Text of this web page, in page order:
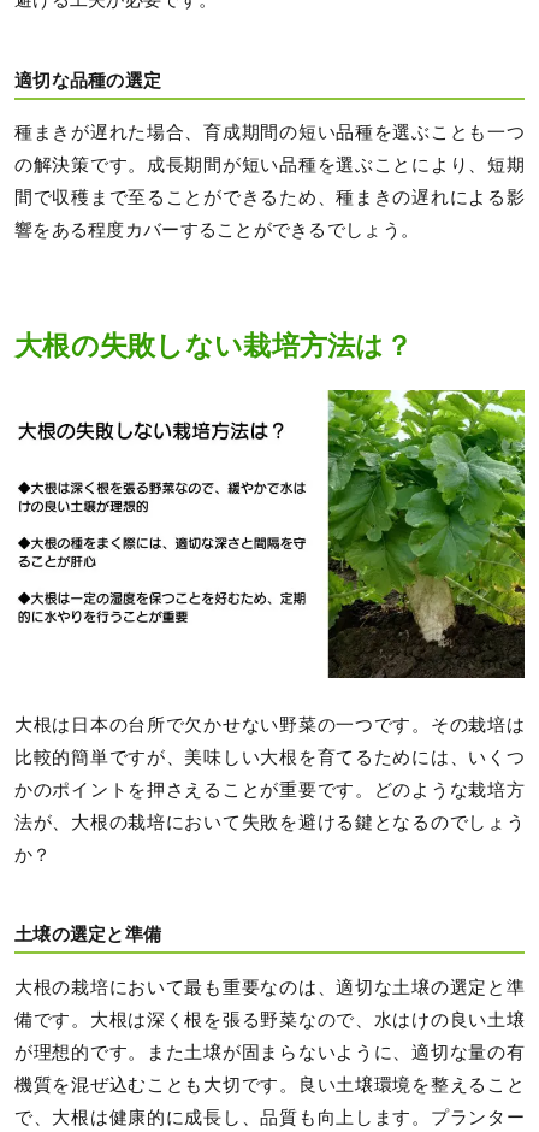
適切な品種の選定
種まきが遅れた場合、育成期間の短い品種を選ぶことも一つ
の解決策です。成長期間が短い品種を選ぶことにより、短期
間で収穫まで至ることができるため、種まきの遅れによる影
響をある程度カバーすることができるでしょう。
大根の失敗しない栽培方法は？
大根は日本の台所で欠かせない野菜の一つです。その栽培は
比較的簡単ですが、美味しい大根を育てるためには、いくつ
かのポイントを押さえることが重要です。どのような栽培方
法が、大根の栽培において失敗を避ける鍵となるのでしょう
か？
土壌の選定と準備
大根の栽培において最も重要なのは、適切な土壌の選定と準
備です。大根は深く根を張る野菜なので、水はけの良い土壌
が理想的です。また土壌が固まらないように、適切な量の有
機質を混ぜ込むことも大切です。良い土壌環境を整えること
で、大根は健康的に成長し、品質も向上します。プランター